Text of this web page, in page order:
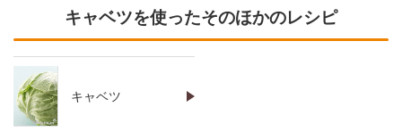
キャベツを使ったそのほかのレシピ
キャベツ